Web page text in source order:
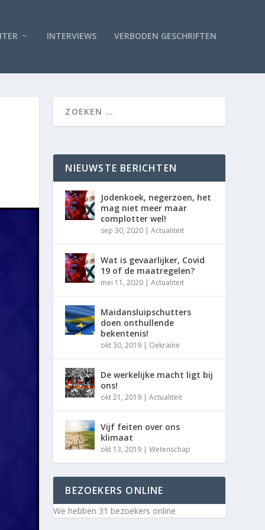
INTERVIEWS VERBODEN GESCHRIFTEN
NIEUWSTE BERICHTEN
Jodenkoek, negerzoen, het
mag niet meer maar
complotter wel!
sep 30, 2020 |Actualiteit
Wat is gevaarlijker, Covid
19 of de maatregelen?
mei 11, 2020 |Actualiteit
Maidansluipschutters
doen onthullende
bekentenis!
okt 30, 2019 | Oekraïne
De werkelijke macht ligt bij
ons!
okt 21, 2019 |Actualiteit
Vijf feiten over ons
klimaat
okt 13, 2019 |Wetenschap
BEZOEKERS ONLINE
We hebben 31 bezoekers online